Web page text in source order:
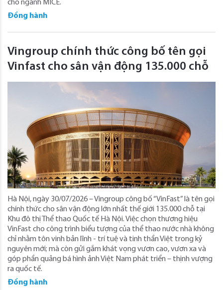
cho ngành MICE.
Đồng hành
Vingroup chính thức công bố tên gọi
Vinfast cho sân vận động 135.000 chỗ
Hà Nội, ngày 30/07/2026 – Vingroup công bố “VinFast” là tên gọi
chính thức cho sân vận động lớn nhất thế giới 135.000 chỗ tại
Khu đô thị Thể thao Quốc tế Hà Nội. Việc chọn thương hiệu
VinFast cho công trình biểu tượng của thể thao nước nhà không
chỉ nhằm tôn vinh bản lĩnh - trí tuệ và tinh thần Việt trong kỷ
nguyên mới; mà còn gửi gắm khát vọng vươn cao, vươn xa và
góp phần quảng bá hình ảnh Việt Nam phát triển – thịnh vượng
ra quốc tế.
Đồng hành